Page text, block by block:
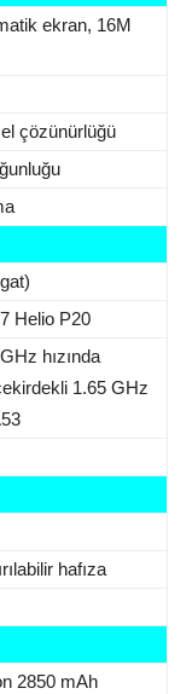
ekran, 16M
çözünürlüğü
Helio P20
hızında
1.65 GHz
hafıza
2850 mAh